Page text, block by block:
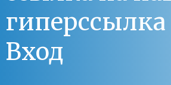
Вход